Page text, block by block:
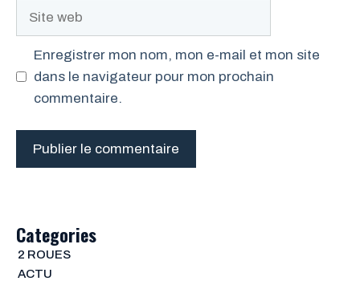
Site
Enregistrer mon nom, mon e-mail et mon site
dans le navigateur pour mon prochain
commentaire.
Categories
2 ROUES
ACTU